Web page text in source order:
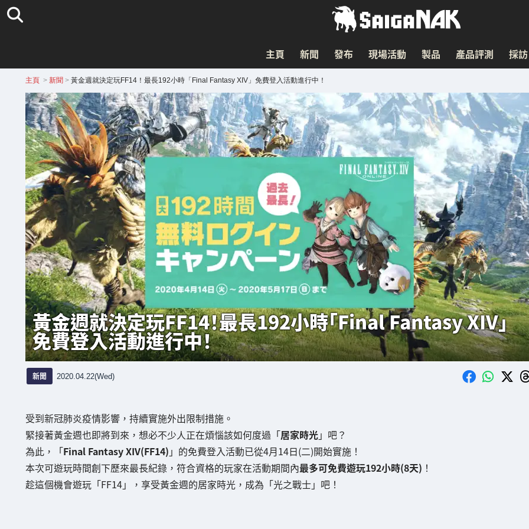
主頁 新聞 發布 現場活動 製品 產品評測 採訪
主頁 > 新聞 > 黃金週就決定玩FF14！最長192小時「Final Fantasy XIV」免費登入活動進行中！
黃金週就決定玩FF14！最長192小時「Final Fantasy XIV」
免費登入活動進行中！
新聞 2020.04.22(Wed)
受到新冠肺炎疫情影響，持續實施外出限制措施。
緊接著黃金週也即將到來，想必不少人正在煩惱該如何度過「居家時光」吧？
為此，「Final Fantasy XIV(FF14) 」的免費登入活動已從4月14日(二)開始實施！
本次可遊玩時間創下歷來最長紀錄，符合資格的玩家在活動期間內最多可免費遊玩192小時(8天) ！
趁這個機會遊玩「FF14」，享受黃金週的居家時光，成為「光之戰士」吧！